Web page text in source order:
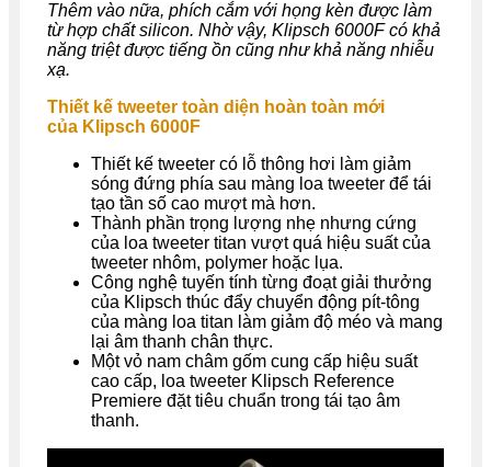
Thêm vào nữa, phích cắm với họng kèn được làm
từ hợp chất silicon. Nhờ vậy, Klipsch 6000F có khả
năng triệt được tiếng ồn cũng như khả năng nhiễu
xạ.
Thiết kế tweeter toàn diện hoàn toàn mới
của Klipsch 6000F
Thiết kế tweeter có lỗ thông hơi làm giảm
sóng đứng phía sau màng loa tweeter để tái
tạo tần số cao mượt mà hơn.
Thành phần trọng lượng nhẹ nhưng cứng
của loa tweeter titan vượt quá hiệu suất của
tweeter nhôm, polymer hoặc lụa.
Công nghệ tuyến tính từng đoạt giải thưởng
của Klipsch thúc đẩy chuyển động pít-tông
của màng loa titan làm giảm độ méo và mang
lại âm thanh chân thực.
Một vỏ nam châm gốm cung cấp hiệu suất
cao cấp, loa tweeter Klipsch Reference
Premiere đặt tiêu chuẩn trong tái tạo âm
thanh.